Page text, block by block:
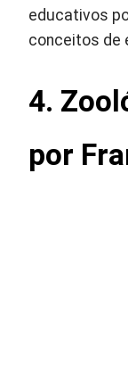
educativos
conceitos de
4.
por